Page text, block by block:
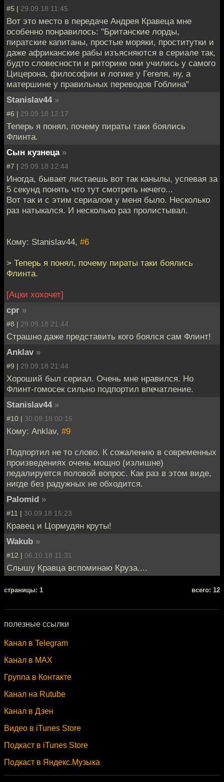
#5 | 29.09.18 11:45
Вот это место в передаче Андрея Кравеца мне
особенно понравилось: "Британские лорды,
пиратские капитаны, простые моряки, проститутки и
даже африканские рабы изъясняются в сериале так,
будто словесности и риторике они учились у самого
Цицерона, философии и логике у Гегеля, ну, а
матершине у правильных переводов Гоблина"
Stanislav44 »
#6 | 29.09.18 12:17
Теперь я понял, почему пираты таки боялись
Флинта.
Сын кузнеца »
#7 | 29.09.18 12:44
Иногда, бывает листаешь вот так канылы, успевая за
5 секунд понять что тут смотреть нечего...
Вот так и с этим сериалом у меня было. Несколько
раз натыкался. И несколько раз пролистывал.
Кому: Stanislav44, #6
> Теперь я понял, почему пираты таки боялись
Флинта.
[Ацки хохочет]
cpr »
#8 | 29.09.18 21:44
Страшно даже представить кого боялся сам Флинт!
Anklav »
#9 | 29.09.18 21:44
Хороший был сериал. Очень мне нравился. Но
Флинт-гомосек сильно подпортил впечатление.
Stanislav44 »
#10 | 30.09.18 00:15
Кому: Anklav, #9
Подпортил не то слово. К сожалению в современных
произведениях очень мощно (излишне)
педалируется половой вопрос. Как раз в этом виде,
нигде без радужных не обходится.
Palomid »
#11 | 30.09.18 15:23
Кравец и Цормудян круты!
Wakub »
#12 | 06.10.18 11:31
Слышу Кравца вспоминаю Круза....
cтраницы: 1 всего: 12
полезные ссылки
Канал в Telegram
Канал в MAX
Группа в Контакте
Канал на Rutube
Канал в Дзен
Видео в iTunes Store
Подкаст в iTunes Store
Подкаст в Яндекс.Музыка